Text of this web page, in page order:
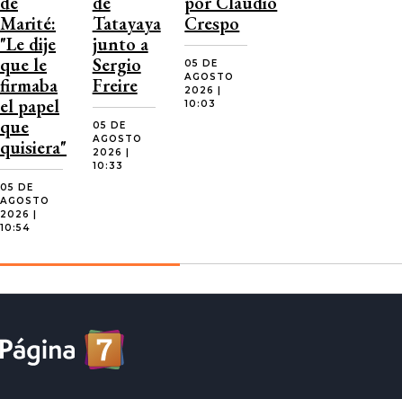
Marité:
"Le dije
que le
firmaba
el papel
que
quisiera"
05 DE
AGOSTO
2026 |
10:54
Tatayaya
junto a
Sergio
Freire
05 DE
AGOSTO
2026 |
10:33
Crespo
05 DE
AGOSTO
2026 |
10:03